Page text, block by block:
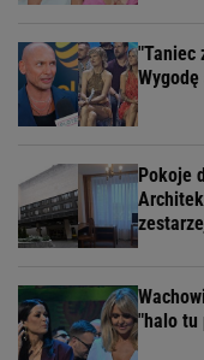
"Taniec
Pokoje
"halo tu